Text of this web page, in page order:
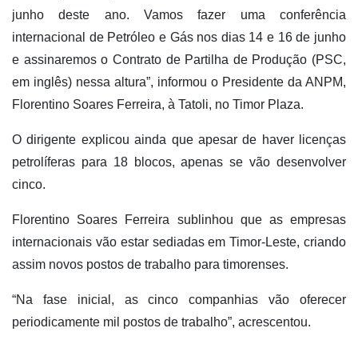
junho deste ano. Vamos fazer uma conferência
internacional de Petróleo e Gás nos dias 14 e 16 de junho
e assinaremos o Contrato de Partilha de Produção (PSC,
em inglês) nessa altura”, informou o Presidente da ANPM,
Florentino Soares Ferreira, à Tatoli, no Timor Plaza.
O dirigente explicou ainda que apesar de haver licenças
petrolíferas para 18 blocos, apenas se vão desenvolver
cinco.
Florentino Soares Ferreira sublinhou que as empresas
internacionais vão estar sediadas em Timor-Leste, criando
assim novos postos de trabalho para timorenses.
“Na fase inicial, as cinco companhias vão oferecer
periodicamente mil postos de trabalho”, acrescentou.